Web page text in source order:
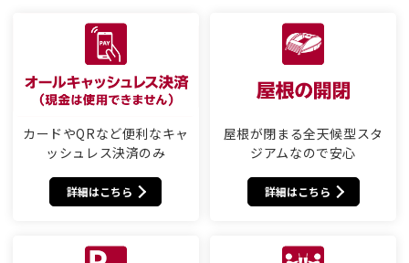
カードやQRなど便利なキャ
ッシュレス決済のみ
詳細はこちら
屋根が閉まる全天候型スタ
ジアムなので安心
詳細はこちら